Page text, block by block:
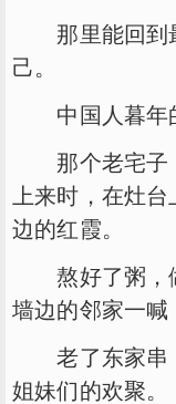
那里能回到最
己。
中国人暮年的
那个老宅子
上来时，在灶
边的红霞。
熬好了粥，
墙边的邻家一喊
老了东家串
姐妹们的欢聚。